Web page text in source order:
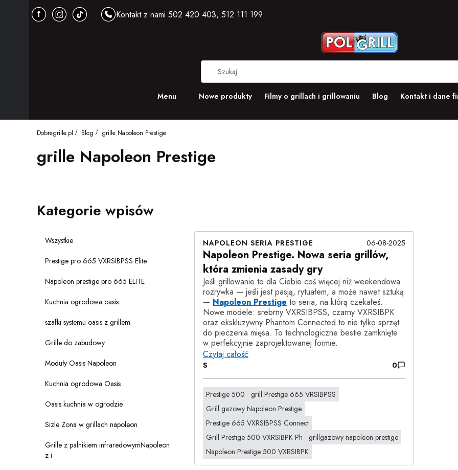
Kontakt z nami 502 420 403, 512 111 199
Menu
Nowe produkty Filmy o grillach i grillowaniu Blog Kontakt i dane
Dobregrille.pl Blog grille Napoleon Prestige
grille Napoleon Prestige
Kategorie wpisów
Wszystkie
Prestige pro 665 VXRSIBPSS Elite
Napoleon prestige pro 665 ELITE
Kuchnia ogrodowa oasis
szafki systemu oasis z grillem
Grille do zabudowy
Moduły Oasis Napoleon
Kuchnia ogrodowa Oasis
Oasis kuchnia w ogrodzie
Sizle Zona w grillach napoleon
Grille z palnikiem infraredowymNapoleon
z i
NAPOLEON SERIA PRESTIGE 06-08-2025
Napoleon Prestige. Nowa seria grillów,
która zmienia zasady gry
Jeśli grillowanie to dla Ciebie coś więcej niż weekendowa
rozrywka — jeśli jest pasją, rytuałem, a może nawet sztuką
— Napoleon Prestige to seria, na którą czekałeś.
Nowe modele: srebrny VXRSIBPSS, czarny VXRSIBPK
oraz ekskluzywny Phantom Connected to nie tylko sprzęt
do pieczenia mięsa. To technologiczne bestie zamknięte
w perfekcyjnie zaprojektowanej formie.
Czytaj całość
S 0
Prestige 500
grill Prestige 665 VRSIBPSS
Grill gazowy Napoleon Prestige
Prestige 665 VXRSIBPSS Connect
Grill Prestige 500 VXRSIBPK Ph
grillgazowy napoleon prestige
Napoleon Prestige 500 VXRSIBPK